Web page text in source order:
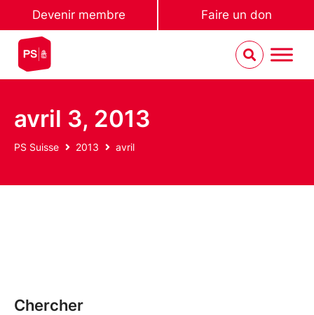
Devenir membre Faire un don
avril 3, 2013
PS Suisse 2013 avril
Chercher